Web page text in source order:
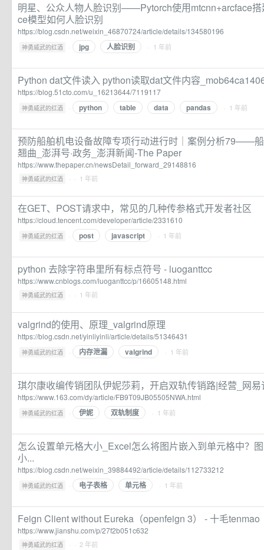
明星、公众人物人脸识别——Pytorch使用mtcnn+arcface
ce模型如何人脸识别
https://blog.csdn.net/weixin_46870724/article/details/134580196
神勇威武的红酒 · jpg 人脸识别 · 1 年前
Python dat文件读入 python读取dat文件内容
https://blog.51cto.com/u_16213644/7119117
神勇威武的红酒 · python table data pandas · 1 年前
预防船舶机电设备故障专项行动进行时｜案例分析79——
翘曲_澎湃号·政务_澎湃新闻-The Paper
https://www.thepaper.cn/newsDetail_forward_29148816
神勇威武的红酒 · · 1 年前
在GET、POST请求中，常见的几种传参格式开发者社区
https://cloud.tencent.com/developer/article/2331610
神勇威武的红酒 · post javascript · 1 年前
python 去除字符串里所有标点符号 - luoganttcc
https://www.cnblogs.com/luoganttcc/p/16605148.html
神勇威武的红酒 · · 1 年前
valgrind的使用、原理_valgrind原理
https://blog.csdn.net/yinliyinli/article/details/51346431
神勇威武的红酒 · 内存泄漏 valgrind · 1 年前
琪尔康收编传销团队伊妮莎莉，开启双轨传销路|经营_网易
https://www.163.com/dy/article/FB9T09JB05505NWA.html
神勇威武的红酒 · 伊妮 双轨制度 · 1 年前
怎么设置单元格大小_Excel怎么将图片嵌入到单元格中？
小...
https://blog.csdn.net/weixin_39884492/article/details/112733212
神勇威武的红酒 · 电子表格 单元格 · 1 年前
Feign Client without Eureka（openfeign 3） - 十毛tenmao
https://www.jianshu.com/p/27f2b051c632
神勇威武的红酒 · · 2 年前